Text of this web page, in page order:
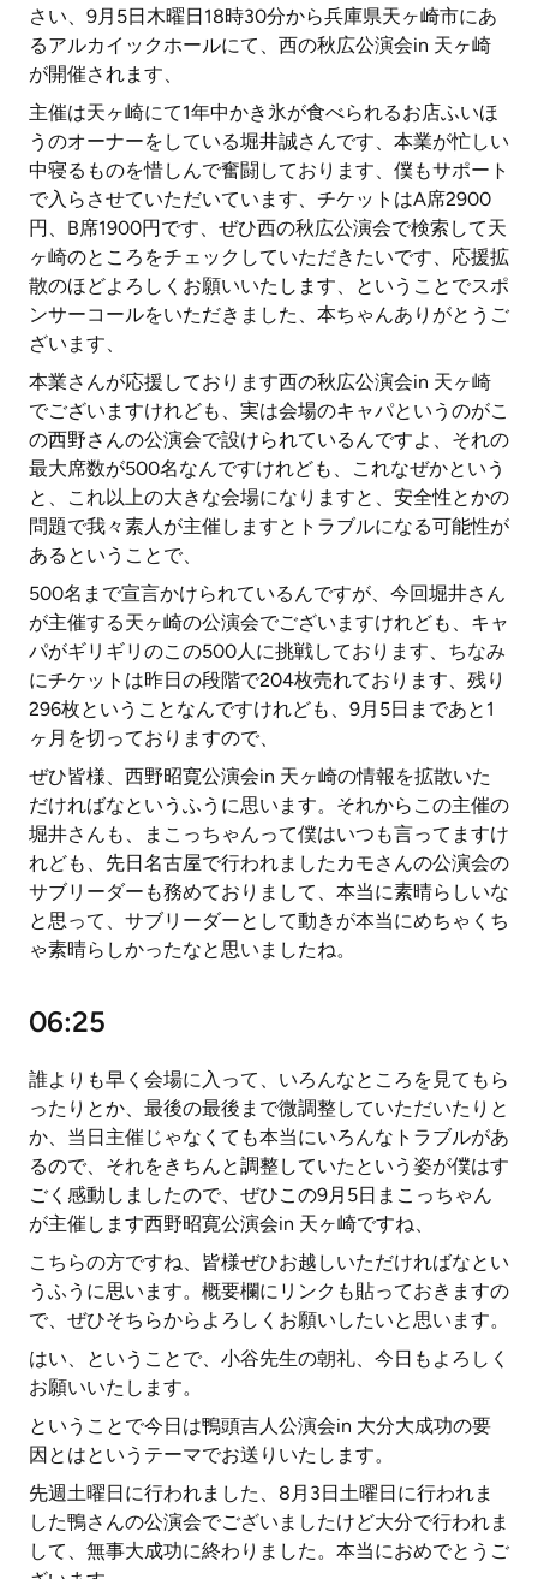
さい、9月5日木曜日18時30分から兵庫県天ヶ崎市にあ
るアルカイックホールにて、西の秋広公演会in 天ヶ崎
が開催されます、
主催は天ヶ崎にて1年中かき氷が食べられるお店ふいほ
うのオーナーをしている堀井誠さんです、本業が忙しい
中寝るものを惜しんで奮闘しております、僕もサポート
で入らさせていただいています、チケットはA席2900
円、B席1900円です、ぜひ西の秋広公演会で検索して天
ヶ崎のところをチェックしていただきたいです、応援拡
散のほどよろしくお願いいたします、ということでスポ
ンサーコールをいただきました、本ちゃんありがとうご
ざいます、
本業さんが応援しております西の秋広公演会in 天ヶ崎
でございますけれども、実は会場のキャパというのがこ
の西野さんの公演会で設けられているんですよ、それの
最大席数が500名なんですけれども、これなぜかという
と、これ以上の大きな会場になりますと、安全性とかの
問題で我々素人が主催しますとトラブルになる可能性が
あるということで、
500名まで宣言かけられているんですが、今回堀井さん
が主催する天ヶ崎の公演会でございますけれども、キャ
パがギリギリのこの500人に挑戦しております、ちなみ
にチケットは昨日の段階で204枚売れております、残り
296枚ということなんですけれども、9月5日まであと1
ヶ月を切っておりますので、
ぜひ皆様、西野昭寛公演会in 天ヶ崎の情報を拡散いた
だければなというふうに思います。それからこの主催の
堀井さんも、まこっちゃんって僕はいつも言ってますけ
れども、先日名古屋で行われましたカモさんの公演会の
サブリーダーも務めておりまして、本当に素晴らしいな
と思って、サブリーダーとして動きが本当にめちゃくち
ゃ素晴らしかったなと思いましたね。
06:25
誰よりも早く会場に入って、いろんなところを見てもら
ったりとか、最後の最後まで微調整していただいたりと
か、当日主催じゃなくても本当にいろんなトラブルがあ
るので、それをきちんと調整していたという姿が僕はす
ごく感動しましたので、ぜひこの9月5日まこっちゃん
が主催します西野昭寛公演会in 天ヶ崎ですね、
こちらの方ですね、皆様ぜひお越しいただければなとい
うふうに思います。概要欄にリンクも貼っておきますの
で、ぜひそちらからよろしくお願いしたいと思います。
はい、ということで、小谷先生の朝礼、今日もよろしく
お願いいたします。
ということで今日は鴨頭吉人公演会in 大分大成功の要
因とはというテーマでお送りいたします。
先週土曜日に行われました、8月3日土曜日に行われま
した鴨さんの公演会でございましたけど大分で行われま
して、無事大成功に終わりました。本当におめでとうご